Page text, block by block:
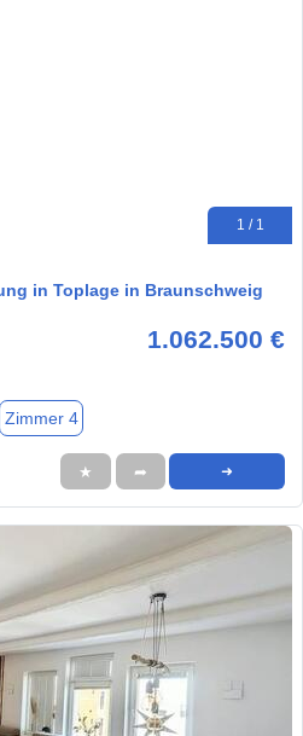
1 / 1
in Toplage in Braunschweig
1.062.500 €
Zimmer 4
★ ➦ ➜